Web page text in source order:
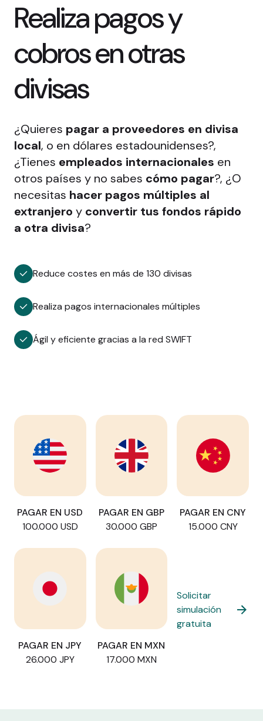
Realiza pagos y
cobros en otras
divisas
¿Quieres pagar a proveedores en divisa
local, o en dólares estadounidenses?,
¿Tienes empleados internacionales en
otros países y no sabes cómo pagar?, ¿O
necesitas hacer pagos múltiples al
extranjero y convertir tus fondos rápido
a otra divisa?
Reduce costes en más de 130 divisas
Realiza pagos internacionales múltiples
Ágil y eficiente gracias a la red SWIFT
PAGAR EN USD
100.000 USD
PAGAR EN GBP
30.000 GBP
PAGAR EN CNY
15.000 CNY
PAGAR EN JPY
26.000 JPY
PAGAR EN MXN
17.000 MXN
Solicitar
simulación
gratuita